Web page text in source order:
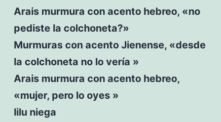
Arais murmura con acento hebreo, «no
pediste la colchoneta?»
Murmuras con acento Jienense, «desde
la colchoneta no lo vería »
Arais murmura con acento hebreo,
«mujer, pero lo oyes »
lilu niega